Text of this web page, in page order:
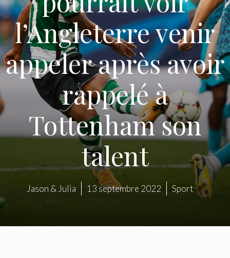
l’Angleterre venir
appeler après avoir
rappelé à
Tottenham son
talent
Jason & Julia 13 septembre 2022 Sport